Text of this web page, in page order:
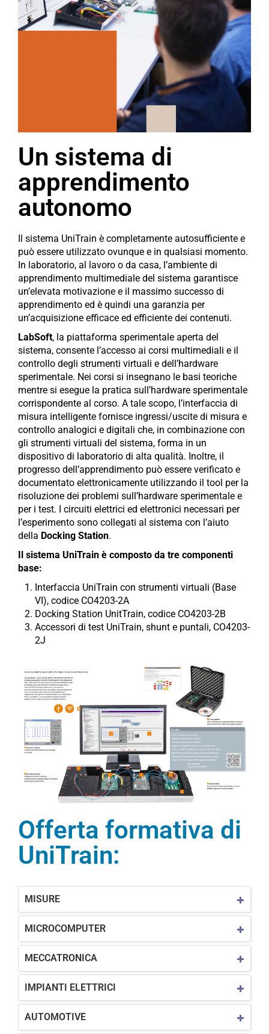
Un sistema di
apprendimento
autonomo
Il sistema UniTrain è completamente autosufficiente e
può essere utilizzato ovunque e in qualsiasi momento.
In laboratorio, al lavoro o da casa, l’ambiente di
apprendimento multimediale del sistema garantisce
un’elevata motivazione e il massimo successo di
apprendimento ed è quindi una garanzia per
un’acquisizione efficace ed efficiente dei contenuti.
LabSoft, la piattaforma sperimentale aperta del
sistema, consente l’accesso ai corsi multimediali e il
controllo degli strumenti virtuali e dell’hardware
sperimentale. Nei corsi si insegnano le basi teoriche
mentre si esegue la pratica sull’hardware sperimentale
corrispondente al corso. A tale scopo, l’interfaccia di
misura intelligente fornisce ingressi/uscite di misura e
controllo analogici e digitali che, in combinazione con
gli strumenti virtuali del sistema, forma in un
dispositivo di laboratorio di alta qualità. Inoltre, il
progresso dell’apprendimento può essere verificato e
documentato elettronicamente utilizzando il tool per la
risoluzione dei problemi sull’hardware sperimentale e
per i test. I circuiti elettrici ed elettronici necessari per
l’esperimento sono collegati al sistema con l’aiuto
della Docking Station.
Il sistema UniTrain è composto da tre componenti
base:
Interfaccia UniTrain con strumenti virtuali (Base
VI), codice CO4203-2A
Docking Station UnitTrain, codice CO4203-2B
Accessori di test UniTrain, shunt e puntali, CO4203-
2J
Offerta formativa di
UniTrain:
MISURE
MICROCOMPUTER
MECCATRONICA
IMPIANTI ELETTRICI
AUTOMOTIVE